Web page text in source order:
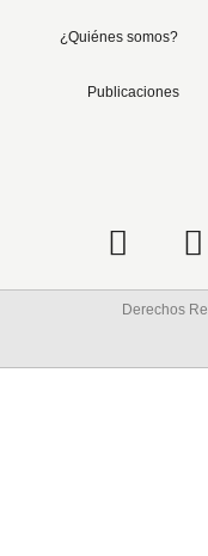
¿Quiénes somos?
Publicaciones
Derechos